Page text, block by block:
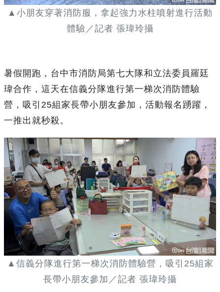
▲小朋友穿著消防服，拿起強力水柱噴射進行活動
體驗／記者 張瑋玲攝
暑假開跑，台中市消防局第七大隊和立法委員羅廷
瑋合作，這天在信義分隊進行第一梯次消防體驗
營，吸引25組家長帶小朋友參加，活動報名踴躍，
一推出就秒殺。
▲信義分隊進行第一梯次消防體驗營，吸引25組家
長帶小朋友參加／記者 張瑋玲攝